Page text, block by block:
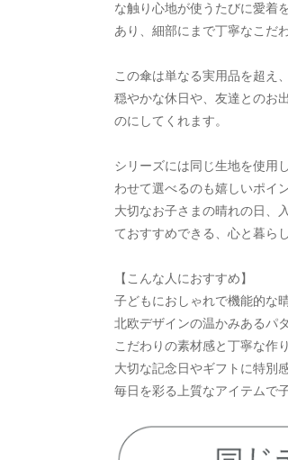
な触り心地が使うたびに愛着
あり、細部にまで丁寧なこだ
この傘は単なる実用品を超え
穏やかな休日や、友達とのお
のにしてくれます。
シリーズには同じ生地を使用
わせて選べるのも嬉しいポイン
大切なお子さまの晴れの日、
ておすすめできる、心と暮ら
【こんな人におすすめ】
子どもにおしゃれで機能的な
北欧デザインの温かみあるパ
こだわりの素材感と丁寧な作
大切な記念日やギフトに特別
毎日を彩る上質なアイテムで